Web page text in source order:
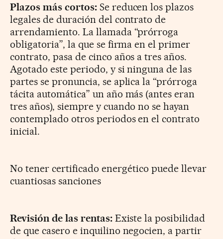
Plazos más cortos: Se reducen los plazos
legales de duración del contrato de
arrendamiento. La llamada “prórroga
obligatoria”, la que se firma en el primer
contrato, pasa de cinco años a tres años.
Agotado este periodo, y si ninguna de las
partes se pronuncia, se aplica la “prórroga
tácita automática” un año más (antes eran
tres años), siempre y cuando no se hayan
contemplado otros periodos en el contrato
inicial.
No tener certificado energético puede llevar
cuantiosas sanciones
Revisión de las rentas: Existe la posibilidad
de que casero e inquilino negocien, a partir